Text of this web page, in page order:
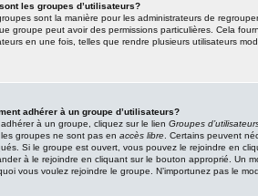
les groupes d’utilisateurs?
sont la manière pour les administrateurs de
groupe peut avoir des permissions particulières. Cela
en une fois, telles que rendre plusieurs utilisateurs
adhérer à un groupe d’utilisateurs?
à un groupe, cliquez sur le lien Groupes
les groupes ne sont pas en accès libre . Certains peuvent
Si le groupe est ouvert, vous pouvez le rejoindre en
à le rejoindre en cliquant sur le bouton approprié. Un
vous voulez rejoindre le groupe. N’importunez pas le